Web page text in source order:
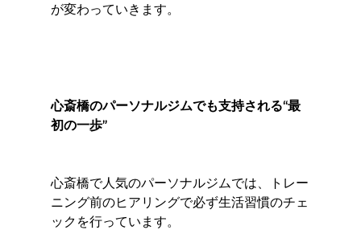
が変わっていきます。
心斎橋のパーソナルジムでも支持される“最
初の一歩”
心斎橋で人気のパーソナルジムでは、トレー
ニング前のヒアリングで必ず生活習慣のチェ
ックを行っています。